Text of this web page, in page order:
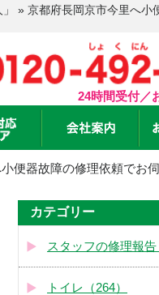
» 京都府長岡京市今里へ小
24時間受付／
便器故障の修理依頼でお
カテゴリー
スタッフの修理報告
トイレ（264）